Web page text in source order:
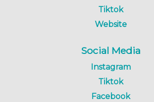
Tiktok
Website
Social Media
Instagram
Tiktok
Facebook